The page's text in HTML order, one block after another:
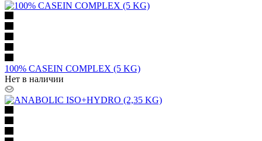
100% CASEIN COMPLEX (5 KG)
Нет в наличии